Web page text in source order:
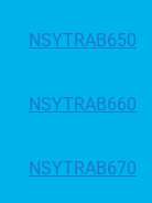
NSYTRAB650
NSYTRAB660
NSYTRAB670